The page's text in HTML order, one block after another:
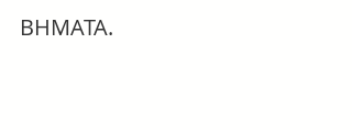
ΒΗΜΑΤΑ.